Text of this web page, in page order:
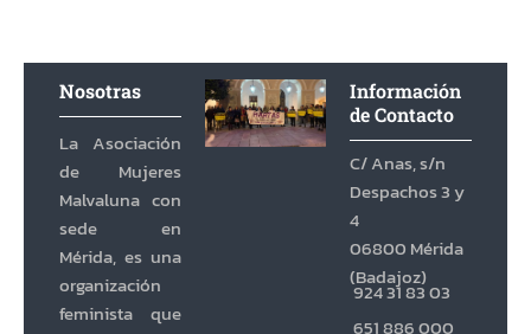
Nosotras
La Asociación
de Mujeres
Malvaluna con
sede en
Mérida, es una
organización
feminista que
Información
de Contacto
C/ Anas, s/n
Despachos 3 y
4
06800 Mérida
(Badajoz)
924 31 83 03
651 886 000